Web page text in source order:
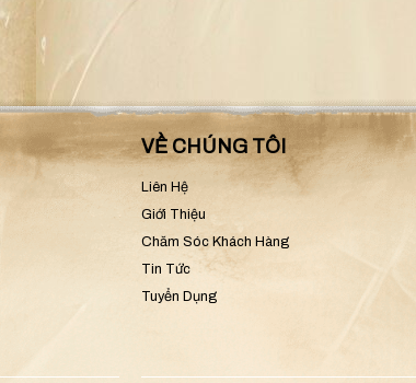
VỀ CHÚNG TÔI
Liên Hệ
Giới Thiệu
Chăm Sóc Khách Hàng
Tin Tức
Tuyển Dụng